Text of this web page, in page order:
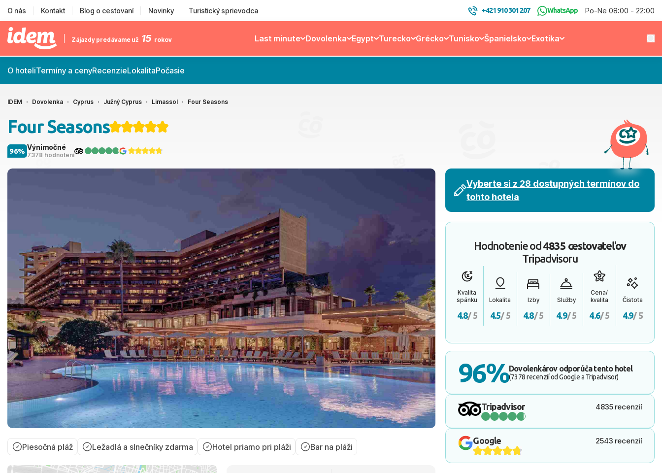
O nás Kontakt Blog o cestovaní Novinky Turistický sprievodca +421 910 301 207 WhatsApp Po-Ne 08:00 - 22:00
Zájazdy predávame už 15 rokov Last minute Dovolenka Egypt Turecko Grécko Tunisko Španielsko Exotika
O hoteliTermíny a cenyRecenzieLokalitaPočasie
IDEM Dovolenka Cyprus Južný Cyprus Limassol Four Seasons
Four Seasons
Výnimočné
7378 hodnotení
96%
Piesočná pláž Ležadlá a slnečníky zdarma Hotel priamo pri pláži Bar na pláži
Vyberte si z 28 dostupných termínov do
tohto hotela
Hodnotenie od4835 cestovateľov
Tripadvisoru
Kvalita
spánku
4.8/ 5
Lokalita
4.5/ 5
Izby
4.8/ 5
Služby
4.9/ 5
Cena/
kvalita
4.6/ 5
Čistota
4.9/ 5
96%Dovolenkárov odporúča tento hotel
(7378 recenzií od Google a Tripadvisor)
Tripadvisor 4835 recenzií
Google 2543 recenzií